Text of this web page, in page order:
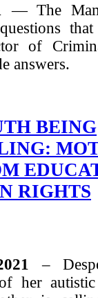
— The
of
answers.
BEING
RIGHTS
–
of her